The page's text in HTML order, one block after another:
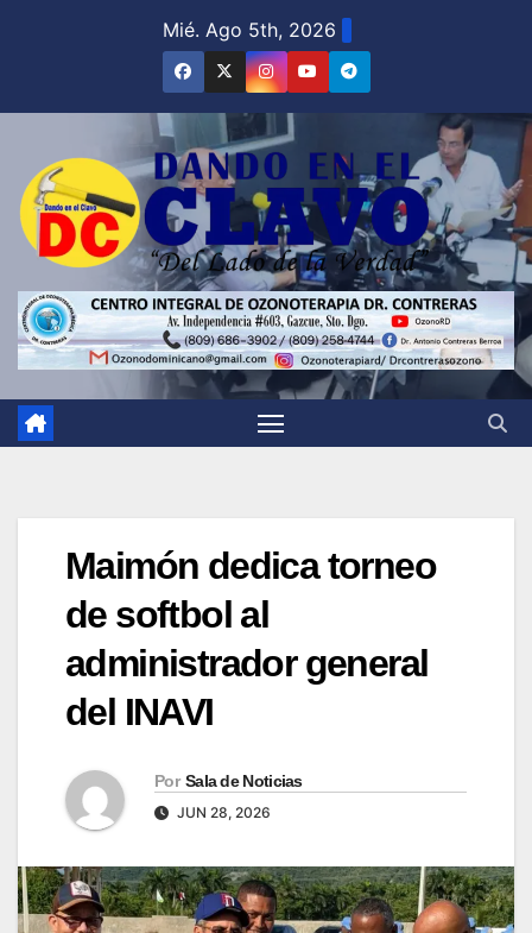
Mié. Ago 5th, 2026
Maimón dedica torneo
de softbol al
administrador general
del INAVI
Por Sala de Noticias
JUN 28, 2026